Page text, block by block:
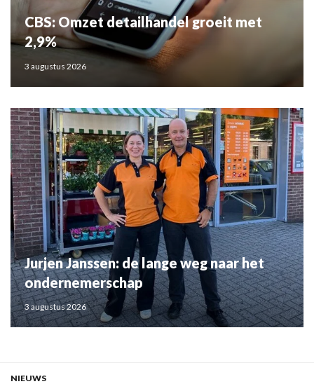
CBS: Omzet detailhandel groeit met
2,9%
3 augustus 2026
Jurjen Janssen: de lange weg naar het
ondernemerschap
3 augustus 2026
NIEUWS